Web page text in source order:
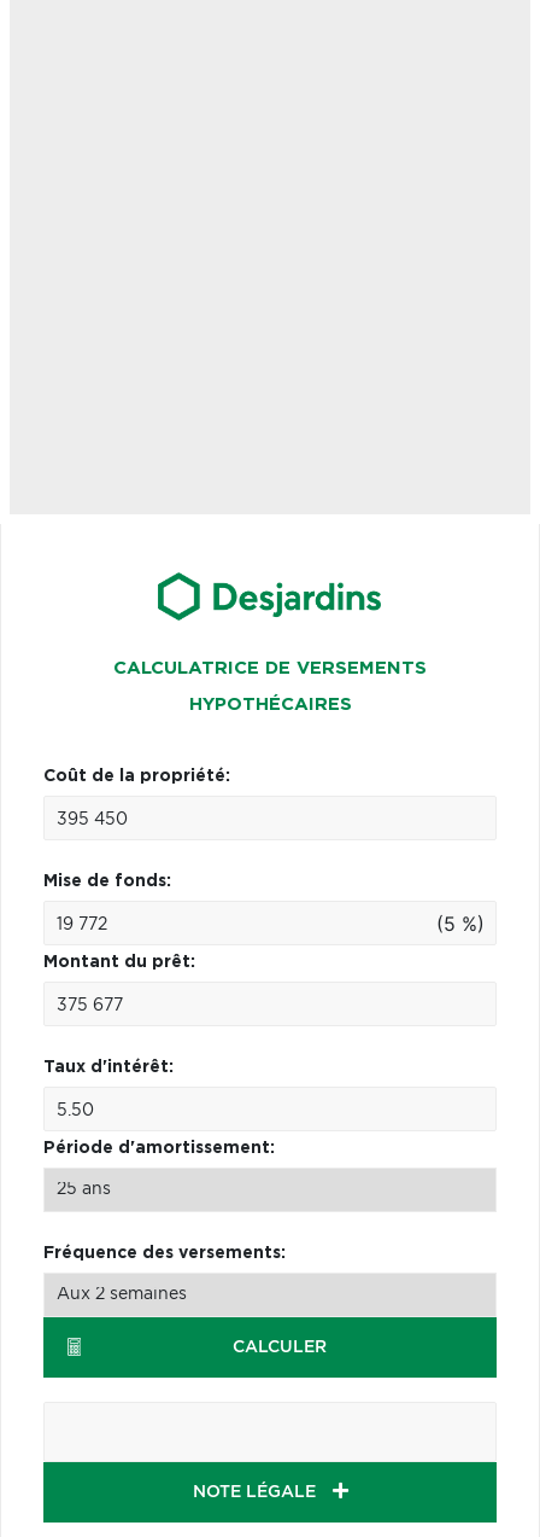
CALCULATRICE DE VERSEMENTS
HYPOTHÉCAIRES
Coût de la propriété:
Mise de fonds:
(5 %)
Montant du prêt:
Taux d'intérêt:
Période d'amortissement:
Fréquence des versements:
CALCULER
NOTE LÉGALE